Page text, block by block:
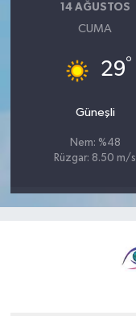
14 AĞUSTOS
CUMA
29°
Güneşli
Nem: %48
Rüzgar: 8.50 m/s